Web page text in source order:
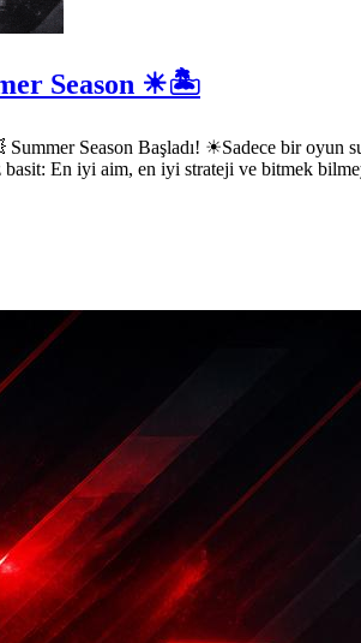
Season ☀🏝
Season Başladı! ☀Sadece bir oyun
basit: En iyi aim, en iyi strateji ve bitmek